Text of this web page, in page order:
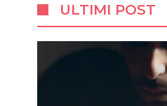
ULTIMI POST